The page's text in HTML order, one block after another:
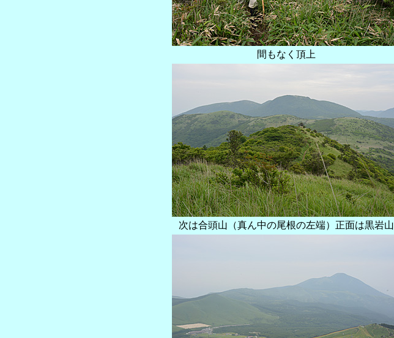
間もなく頂上
次は合頭山（真ん中の尾根の左端）正面は黒岩山